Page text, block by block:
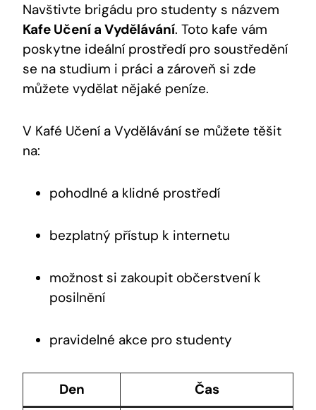
Navštivte brigádu pro studenty s názvem
Kafe Učení a Vydělávání. Toto kafe vám
poskytne ideální prostředí pro soustředění
se na studium i práci a zároveň si zde
můžete vydělat nějaké peníze.
V Kafé Učení a Vydělávání se můžete těšit
na:
pohodlné a klidné prostředí
bezplatný přístup k internetu
možnost si zakoupit občerstvení k
posilnění
pravidelné akce pro studenty
Den
Čas